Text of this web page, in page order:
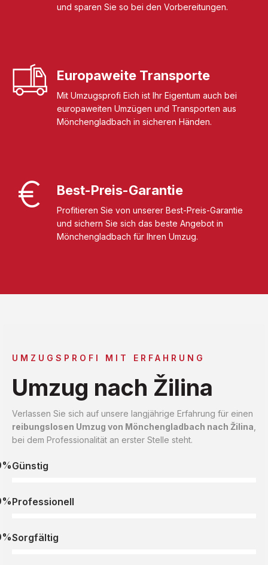
und sparen Sie so bei den Vorbereitungen.
Europaweite Transporte
Mit Umzugsprofi Eich ist Ihr Eigentum auch bei
europaweiten Umzügen und Transporten aus
Mönchengladbach in sicheren Händen.
Best-Preis-Garantie
Profitieren Sie von unserer Best-Preis-Garantie
und sichern Sie sich das beste Angebot in
Mönchengladbach für Ihren Umzug.
UMZUGSPROFI MIT ERFAHRUNG
Umzug nach Žilina
Verlassen Sie sich auf unsere langjährige Erfahrung für einen
reibungslosen Umzug von Mönchengladbach nach Žilina
bei dem Professionalität an erster Stelle steht.
Günstig
Professionell
Sorgfältig